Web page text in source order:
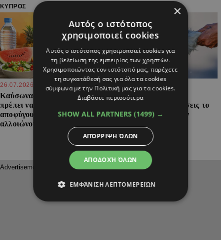
ΚΥΠΡΟΣ
26.07.2026 08:08
Καύσωνας και διατροφή: Τι
πρέπει να τρώμε, τι να
αποφύγουμε και ποια τρόφιμα
αλλοιώνονται πιο εύκολα
25.07.2026 14:15
Βήμα προς βήμα: Έτσι
μπορείς να προστατεύσεις το
κατοικίδιό σου από τον
×
Αυτός ο ιστότοπος
χρησιμοποιεί cookies
Αυτός ο ιστότοπος χρησιμοποιεί cookies για
τη βελτίωση της εμπειρίας των χρηστών.
Χρησιμοποιώντας τον ιστότοπό μας, παρέχετε
τη συγκατάθεσή σας για όλα τα cookies
σύμφωνα με την Πολιτική μας για τα cookies.
Διαβάστε περισσότερα
SHOW ALL PARTNERS (1499) →
ΑΠΟΔΟΧΉ ΌΛΩΝ
ΑΠΌΡΡΙΨΗ ΌΛΩΝ
ΕΜΦΆΝΙΣΗ ΛΕΠΤΟΜΕΡΕΙΏΝ